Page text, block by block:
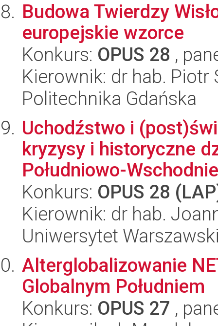
Budowa Twierdzy
europejskie wzorce
Konkurs: OPUS 28 ,
Kierownik: dr hab. Piotr
Politechnika Gdańska
Uchodźstwo i
kryzysy i historyczne
Południowo-
Konkurs: OPUS 28
Kierownik: dr hab.
Uniwersytet
Alterglobalizowanie
Globalnym Południem
Konkurs: OPUS 27 ,